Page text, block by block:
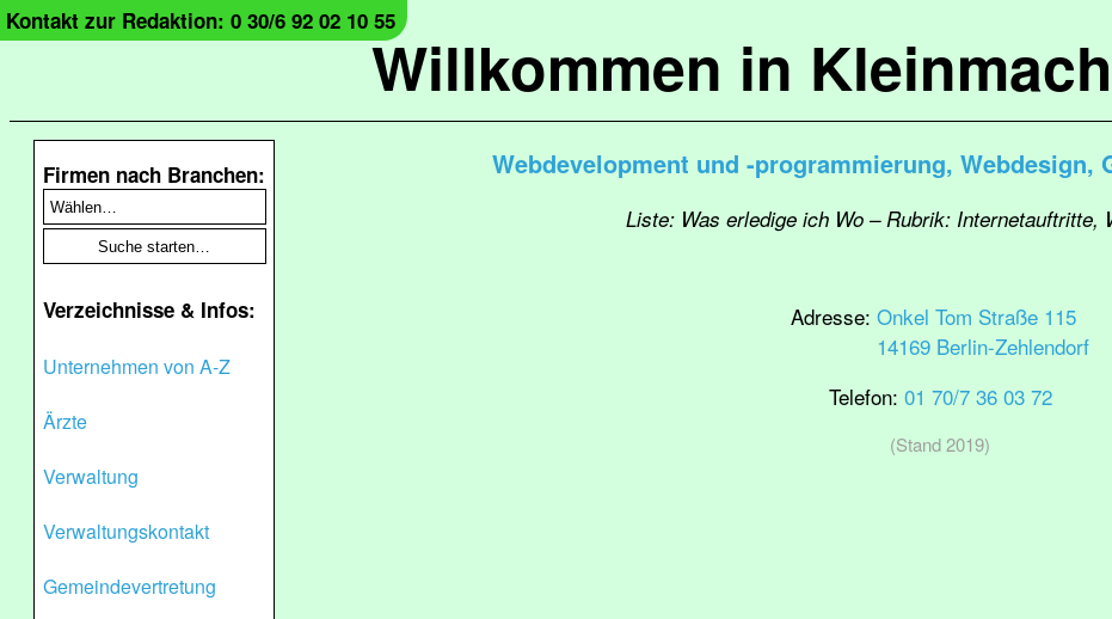
Willkommen in
Kontakt zur Redaktion: 0 30/6 92 02 10 55
Firmen nach Branchen:
Verzeichnisse & Infos:
Unternehmen von A-Z
Ärzte
Verwaltung
Verwaltungskontakt
Gemeindevertretung
Webdevelopment und -programmierung, Webdesign,
Liste: Was erledige ich Wo – Rubrik: Internetauftritte,
Adresse: Onkel Tom Straße 115
14169 Berlin-Zehlendorf
Telefon: 01 70/7 36 03 72
(Stand 2019)